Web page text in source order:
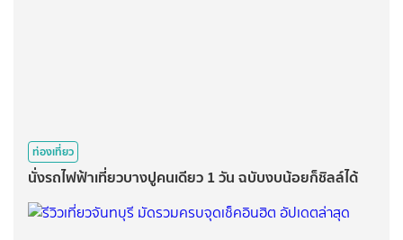
ท่องเที่ยว
นั่งรถไฟฟ้าเที่ยวบางปูคนเดียว 1 วัน ฉบับงบน้อยก็ชิลล์ได้